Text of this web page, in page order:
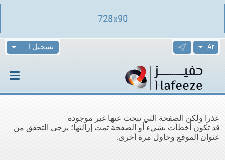
تسجيل الدخول
عذرا ولكن الصفحة التي تبحث عنها غير موجودة
قد تكون أخطأت بشيء أو الصفحة تمت إزالتها؛ يرجى التحقق من
عنوان الموقع وحاول مرة أخرى.
728x90